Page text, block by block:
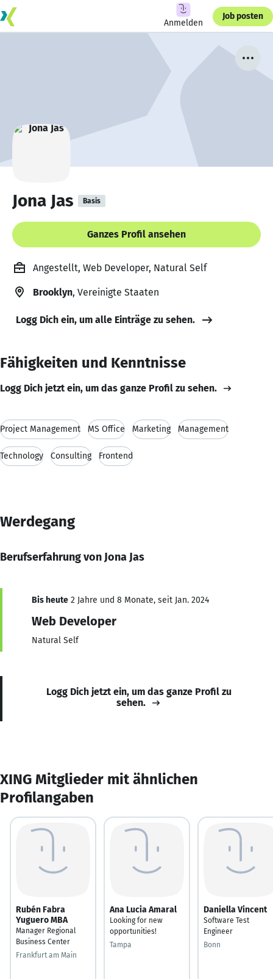
Anmelden
Job posten
Jona Jas Basis
Ganzes Profil ansehen
Angestellt, Web Developer, Natural Self
Brooklyn, Vereinigte Staaten
Logg Dich ein, um alle Einträge zu sehen.
Fähigkeiten und Kenntnisse
Logg Dich jetzt ein, um das ganze Profil zu sehen.
Project Management MS Office Marketing Management
Technology Consulting Frontend
Werdegang
Berufserfahrung von Jona Jas
Bis heute 2 Jahre und 8 Monate, seit Jan. 2024
Web Developer
Natural Self
Logg Dich jetzt ein, um das ganze Profil zu
sehen.
XING Mitglieder mit ähnlichen
Profilangaben
Rubén Fabra
Yuguero MBA
Manager Regional
Business Center
Frankfurt am Main
Ana Lucia Amaral
Looking for new
opportunities!
Tampa
Daniella Vincent
Software Test
Engineer
Bonn